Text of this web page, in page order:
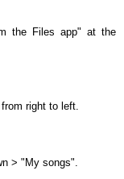
the Files app" at the
right to left.
> "My songs".